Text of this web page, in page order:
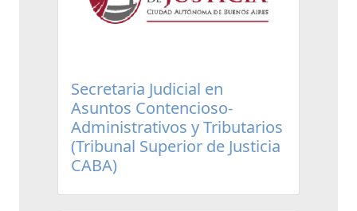
Secretaria Judicial en
Asuntos Contencioso-
Administrativos y Tributarios
(Tribunal Superior de Justicia
CABA)